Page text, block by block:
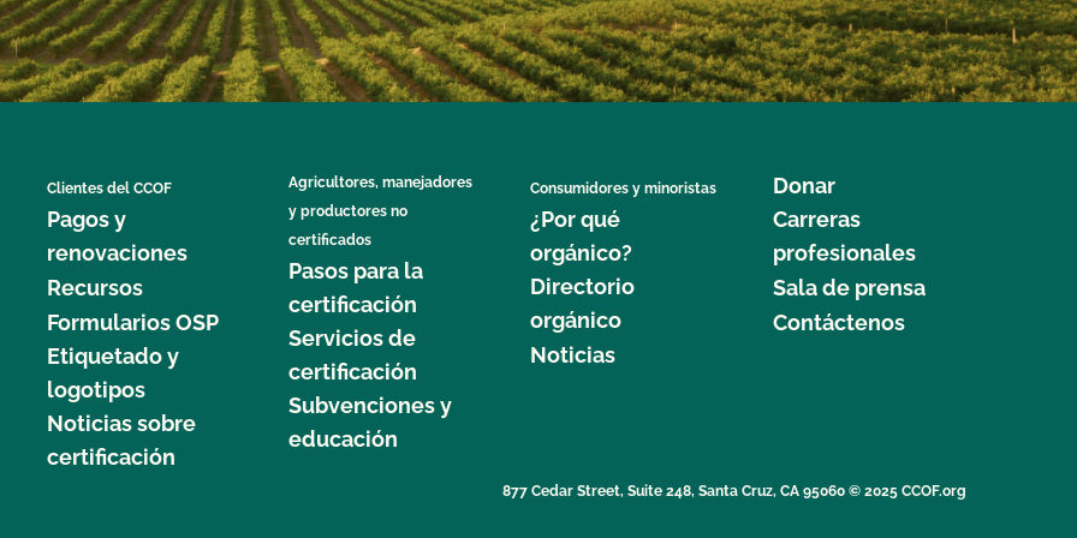
Clientes del CCOF
Pagos y
renovaciones
Recursos
Formularios OSP
Etiquetado y
logotipos
Noticias sobre
certificación
Agricultores, manejadores
y productores no
certificados
Pasos para la
certificación
Servicios de
certificación
Subvenciones y
educación
Consumidores y minoristas
¿Por qué
orgánico?
Directorio
orgánico
Noticias
Donar
Carreras
profesionales
Sala de prensa
Contáctenos
877 Cedar Street, Suite 248, Santa Cruz, CA 95060 © 2025 CCOF.org